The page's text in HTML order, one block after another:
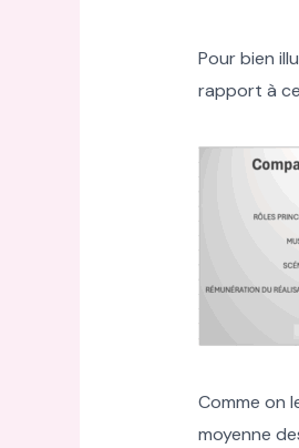
Pour bien
rapport à
Comme on
moyenne